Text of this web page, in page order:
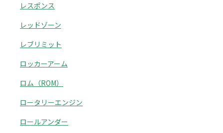
レスポンス
レッドゾーン
レブリミット
ロッカーアーム
ロム（ROM）
ロータリーエンジン
ロールアンダー